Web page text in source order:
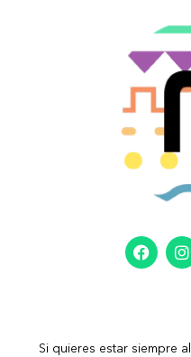
Si quieres estar siempre